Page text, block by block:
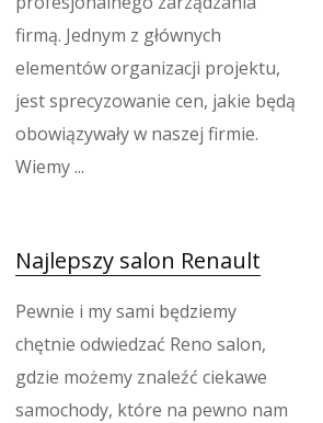
Wypoczynek
Kondycja
Odchudzanie
Kosmetyki
Leczenie
Kosmetyczne
Oprogramowanie
Internetowe
Kontakt
firmą. Jednym z głównych
elementów organizacji projektu,
jest sprecyzowanie cen, jakie będą
obowiązywały w naszej firmie.
Wiemy ...
Najlepszy salon Renault
Pewnie i my sami będziemy
chętnie odwiedzać Reno salon,
gdzie możemy znaleźć ciekawe
samochody, które na pewno nam